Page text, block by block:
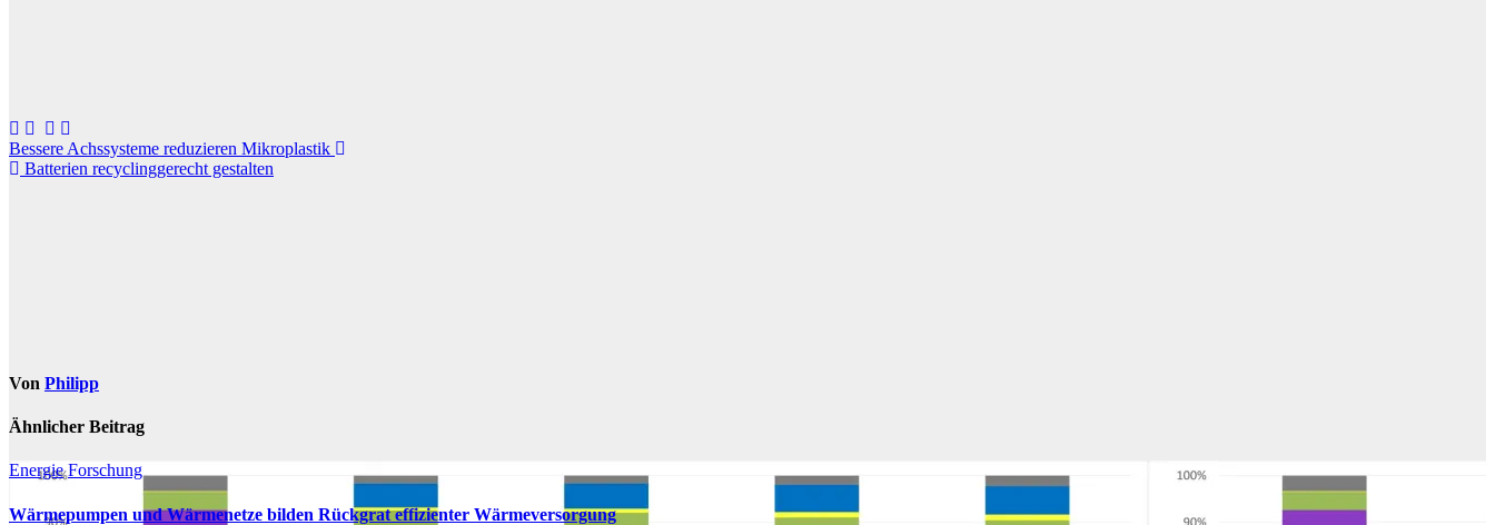
Beitragsnavigation
Bessere Achssysteme reduzieren Mikroplastik
Batterien recyclinggerecht gestalten
Von Philipp
Ähnlicher Beitrag
Energie Forschung
Wärmepumpen und Wärmenetze bilden Rückgrat effizienter Wärmeversorgung